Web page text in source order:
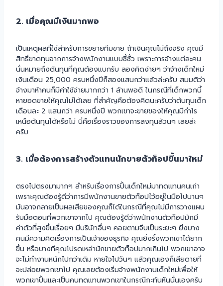
2. เมื่อคุณมีเงินมากพอ
เป็นเหตุผลที่ใช่สำหรับการขยายทีมขาย ถ้าเงินคุณไม่ถึงจริง คุณมี
สิทธิ์ขาดทุนจากการจ้างพนักงานแบบซี้ซั้ว เพราะการจ้างแต่ละคน
นั่นหมายถึงต้นทุนที่คุณต้องแบกรับ ลองคิดง่ายๆ ว่าจ้างเด็กใหม่
เงินเดือน 25,000 ครบหนึ่งปีก็สองแสนกว่าแล้วล่ะครับ สมมติว่า
จ้างมาห้าคนก็มีค่าใช้จ่ายมากกว่า 1 ล้านพอดี ในกรณีที่เด็กพวกนี้
หายอดขายให้คุณไม่ได้เลย ที่สำคัญคือต้องคิดนะครับว่าต้นทุนเด็ก
เดือนละ 2 แสนกว่า ครบหนึ่งปี พวกเขาจะขายของให้คุณมีกำไร
เหนือต้นทุนได้หรือไม่ นี่คือเรื่องราวของการลงทุนล้วนๆ เลยล่ะ
ครับ
3. เมื่อต้องการสร้างตัวแทนนักขายตัวท็อปขึ้นมาใหม่
ตรงไปตรงมามากๆ สำหรับเรื่องการปั้นเด็กใหม่มาทดแทนคนเก่า
เพราะคุณต้องรู้ดีว่าการมีพนักงานขายตัวท็อปไว้อยู่ในมือไปนานๆ
มันอาจกลายเป็นผลเสียของคุณก็ได้ในกรณีที่คุณไม่มีการวางแผน
รับมือตอนที่พวกเขาจากไป คุณต้องรู้ดีว่าพนักงานตัวท็อปมักมี
ค่าตัวที่สูงขึ้นเรื่อยๆ มีบริษัทอื่นๆ คอยตามจีบเป็นระยะๆ ยิ่งบาง
คนมีความคิดเรื่องการเป็นเจ้าของธุรกิจ คุณยิ่งรั้งพวกเขาได้ยาก
ขึ้น หรือบางทีคุณโปรดเหล่านักขายตัวท็อปมากเกินไป พวกเขาอาจ
จะไม่ทำงานหนักไปกว่าเดิม หายใจไปวันๆ แล้วคุณเองก็เสียดายที่
จะปล่อยพวกเขาไป คุณเลยต้องเริ่มจ้างพนักงานเด็กใหม่เพื่อให้
พวกเขาปั้นและเป็นคนทดแทนพวกเขาในกรณีกะทันหันนั่นเองครับ